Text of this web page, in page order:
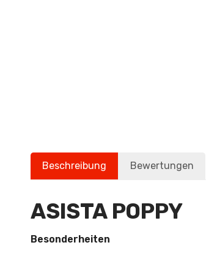
Beschreibung Bewertungen
ASISTA POPPY
Besonderheiten